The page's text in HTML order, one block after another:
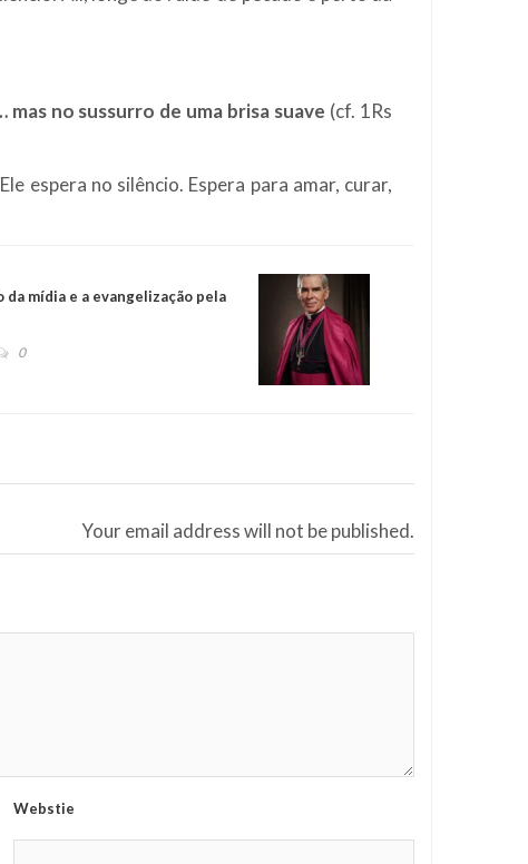
no sussurro de uma brisa suave (cf. 1Rs
espera no silêncio. Espera para amar, curar,
mídia e a evangelização pela
0
Your email address will not be published.
Webstie